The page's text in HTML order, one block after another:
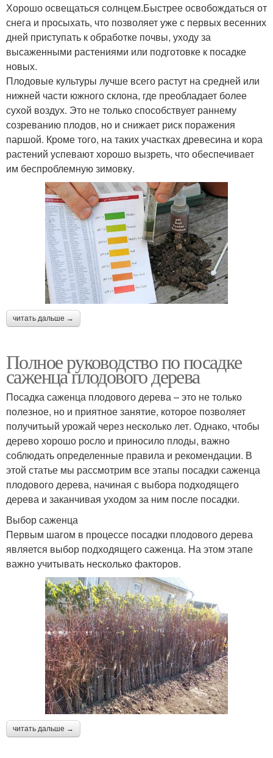
Хорошо освещаться солнцем.Быстрее освобождаться от
снега и просыхать, что позволяет уже с первых весенних
дней приступать к обработке почвы, уходу за
высаженными растениями или подготовке к посадке
новых.
Плодовые культуры лучше всего растут на средней или
нижней части южного склона, где преобладает более
сухой воздух. Это не только способствует раннему
созреванию плодов, но и снижает риск поражения
паршой. Кроме того, на таких участках древесина и кора
растений успевают хорошо вызреть, что обеспечивает
им беспроблемную зимовку.
читать дальше →
Полное руководство по посадке
саженца плодового дерева
Посадка саженца плодового дерева – это не только
полезное, но и приятное занятие, которое позволяет
получитьый урожай через несколько лет. Однако, чтобы
дерево хорошо росло и приносило плоды, важно
соблюдать определенные правила и рекомендации. В
этой статье мы рассмотрим все этапы посадки саженца
плодового дерева, начиная с выбора подходящего
дерева и заканчивая уходом за ним после посадки.
Выбор саженца
Первым шагом в процессе посадки плодового дерева
является выбор подходящего саженца. На этом этапе
важно учитывать несколько факторов.
читать дальше →